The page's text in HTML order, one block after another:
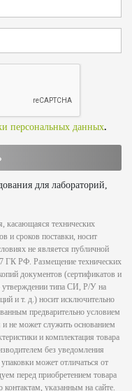
персональных данных.
для лабораторий,
касающаяся технических
и сроков поставки, носит
не является публичной
ГК РФ. Размещение технических
документов (сертификатов и
утверждении типа СИ, Р/У на
и т. д.) носит исключительно
предварительно условием
и не может служить основанием
и комплектация товара
без уведомления
может отличаться от
перед приобретением товара
указанным на сайте.